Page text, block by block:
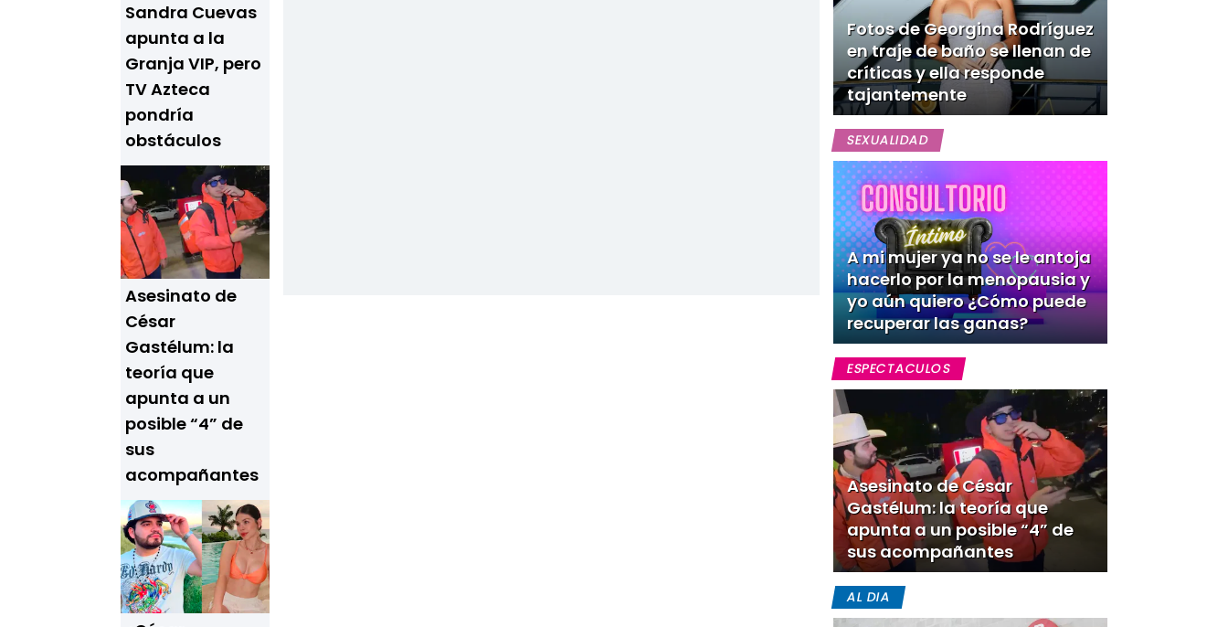
Sandra Cuevas
apunta a la
Granja VIP, pero
TV Azteca
pondría
obstáculos
Asesinato de
César
Gastélum: la
teoría que
apunta a un
posible “4” de
sus
acompañantes
Fotos de Georgina Rodríguez
en traje de baño se llenan de
críticas y ella responde
tajantemente
SEXUALIDAD
A mi mujer ya no se le antoja
hacerlo por la menopausia y
yo aún quiero ¿Cómo puede
recuperar las ganas?
ESPECTACULOS
Asesinato de César
Gastélum: la teoría que
apunta a un posible “4” de
sus acompañantes
AL DIA